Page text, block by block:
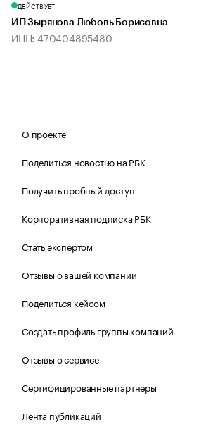
ДЕЙСТВУЕТ
ИП Зырянова Любовь Борисовна
ИНН: 470404895480
О проекте
Поделиться новостью на РБК
Получить пробный доступ
Корпоративная подписка РБК
Стать экспертом
Отзывы о вашей компании
Поделиться кейсом
Создать профиль группы компаний
Отзывы о сервисе
Сертифицированные партнеры
Лента публикаций